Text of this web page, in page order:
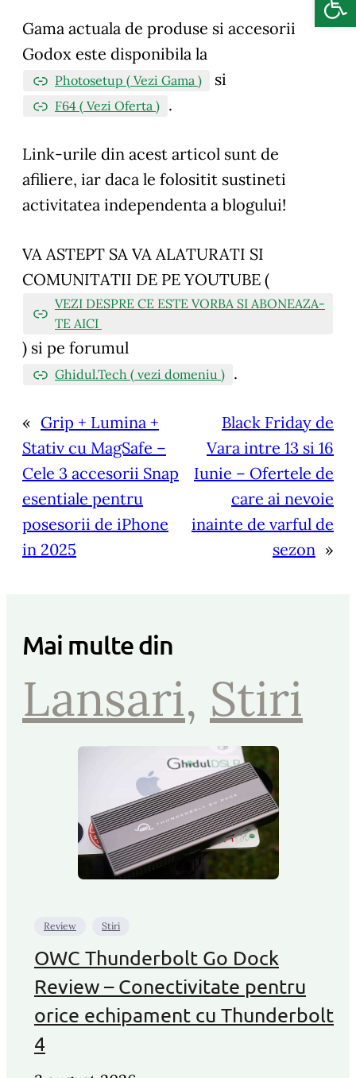
Gama actuala de produse si accesorii
Godox este disponibila la
Photosetup ( Vezi Gama ) si
F64 ( Vezi Oferta ) .
Link-urile din acest articol sunt de
afiliere, iar daca le folositit sustineti
activitatea independenta a blogului!
VA ASTEPT SA VA ALATURATI SI
COMUNITATII DE PE YOUTUBE (
VEZI DESPRE CE ESTE VORBA SI ABONEAZA-
TE AICI
) si pe forumul
Ghidul.Tech ( vezi domeniu ) .
« Grip + Lumina +
Stativ cu MagSafe –
Cele 3 accesorii Snap
esentiale pentru
posesorii de iPhone
in 2025
Black Friday de
Vara intre 13 si 16
Iunie – Ofertele de
care ai nevoie
inainte de varful de
sezon »
Mai multe din
Lansari, Stiri
Review Stiri
OWC Thunderbolt Go Dock
Review – Conectivitate pentru
orice echipament cu Thunderbolt
4